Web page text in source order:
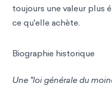
toujours une valeur plus
ce qu'elle achète.
Biographie historique
Une "loi générale du